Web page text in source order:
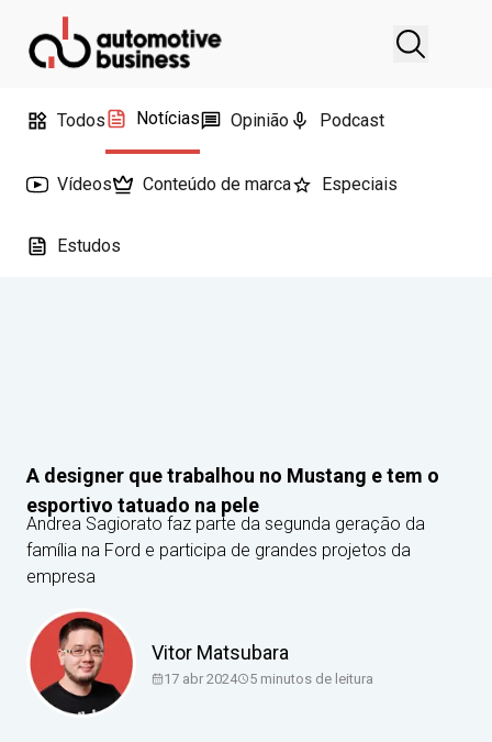
Todos Notícias Opinião Podcast
Vídeos Conteúdo de marca Especiais
Estudos
A designer que trabalhou no Mustang e tem o
esportivo tatuado na pele
Andrea Sagiorato faz parte da segunda geração da
família na Ford e participa de grandes projetos da
empresa
Vitor Matsubara
17 abr 2024 5 minutos de leitura